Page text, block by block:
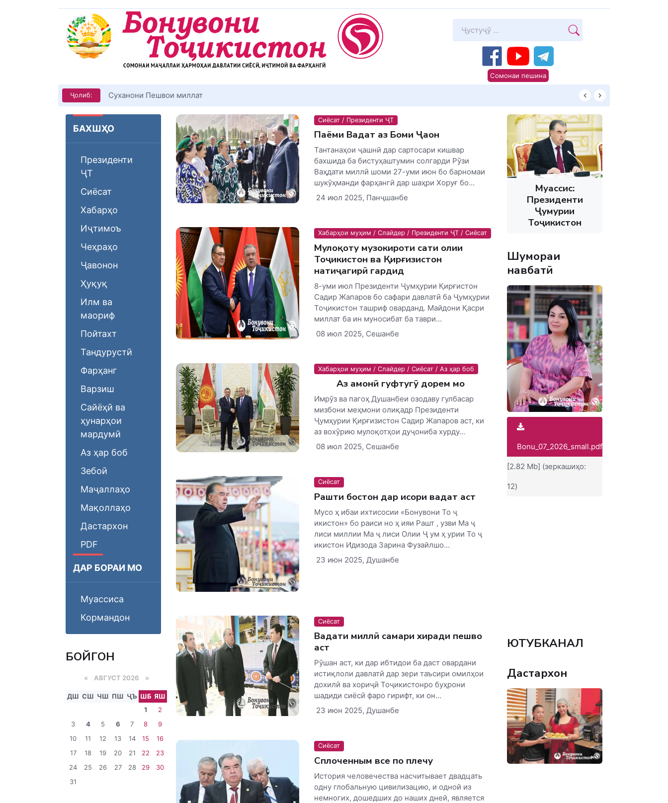
Сомонаи пешина
Ҷолиб: Суханони Пешвои миллат
БАХШҲО
Президенти
ҶТ
Сиёсат
Хабарҳо
Иҷтимоъ
Чеҳраҳо
Ҷавонон
Ҳуқуқ
Илм ва
маориф
Пойтахт
Тандурустӣ
Фарҳанг
Варзиш
Сайёҳӣ ва
ҳунарҳои
мардумӣ
Аз ҳар боб
Зебоӣ
Маҷаллаҳо
Мақоллаҳо
Дастархон
PDF
ДАР БОРАИ МО
Муассиса
Кормандон
БОЙГОНӢ
« АВГУСТ 2026 »
ДШ СШ ЧШ ПШ ҶЪ ШБ ЯШ
1
2
3
4 5 6 7 8
9
10
11 12 13 14 15
16
17
18 19 20 21 22
23
24
25 26 27 28 29
30
31
Сиёсат / Президенти ҶТ
Паёми Ваҳдат аз Боми Ҷаҳон
Тантанаҳои ҷашнӣ дар сартосари кишвар
бахшида ба бистуҳаштумин солгарди Рӯзи
Ваҳдати миллӣ шоми 27-уми июн бо барномаи
шукӯҳманди фарҳангӣ дар шаҳри Хоруғ бо...
24 июл 2025, Панҷшанбе
Хабарҳои муҳим / Слайдер / Президенти ҶТ / Сиёсат
Мулоқоту музокироти сатҳи олии
Тоҷикистон ва Қирғизистон
натиҷагирӣ гардид
8-уми июл Президенти Ҷумҳурии Қирғистон
Садир Жапаров бо сафари давлатӣ ба Ҷумҳурии
Тоҷикистон ташриф оварданд. Майдони Қасри
миллат ба ин муносибат ба таври...
08 июл 2025, Сешанбе
Хабарҳои муҳим / Слайдер / Сиёсат / Аз ҳар боб
Аз амонӣ гуфтугӯ дорем мо
Имрӯз ва пагоҳ Душанбеи озодаву гулбасар
мизбони меҳмони олиқадр Президенти
Ҷумҳурии Қирғизистон Садир Жапаров аст, ки
аз вохӯрию мулоқотҳои дуҷониба хурду...
08 июл 2025, Сешанбе
Сиёсат
Рашти бостон дар ҳисори ваҳдат аст
Мусо ҳ ибаи ихтисосии «Бонувони То ҷ
икистон» бо раиси но ҳ ияи Рашт , узви Ма ҷ
лиси миллии Ма ҷ лиси Олии Ҷ ум ҳ урии То ҷ
икистон Идизода Зарина Фузайлшо...
23 июн 2025, Душанбе
Сиёсат
Ваҳдати миллӣ самари хиради пешво
аст
Рӯшан аст, ки дар ибтидои ба даст овардани
истиқлоли давлатӣ дар зери таъсири омилҳои
дохилӣ ва хориҷӣ Тоҷикистонро буҳрони
шадиди сиёсӣ фаро гирифт, ки он...
23 июн 2025, Душанбе
Сиёсат
Сплоченным все по плечу
История человечества насчитывает двадцать
одну глобальную цивилизацию, и одной из
немногих, дошедших до наших дней, является
Муассис:
Президенти
Ҷумҳурии
Тоҷикистон
Шумораи
навбатӣ
Bonu_07_2026_small.pdf
[2.82 Mb] (зеркашиҳо:
12)
ЮТУБКАНАЛ
Дастархон